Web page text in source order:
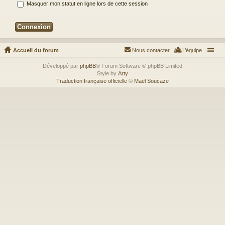
Masquer mon statut en ligne lors de cette session
Accueil du forum L’équipe
Nous contacter
Développé par phpBB® Forum Software © phpBB Limited
Style by Arty
Traduction française officielle © Maël Soucaze